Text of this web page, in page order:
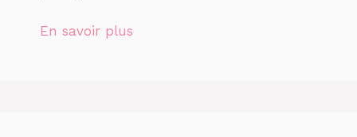
En savoir plus